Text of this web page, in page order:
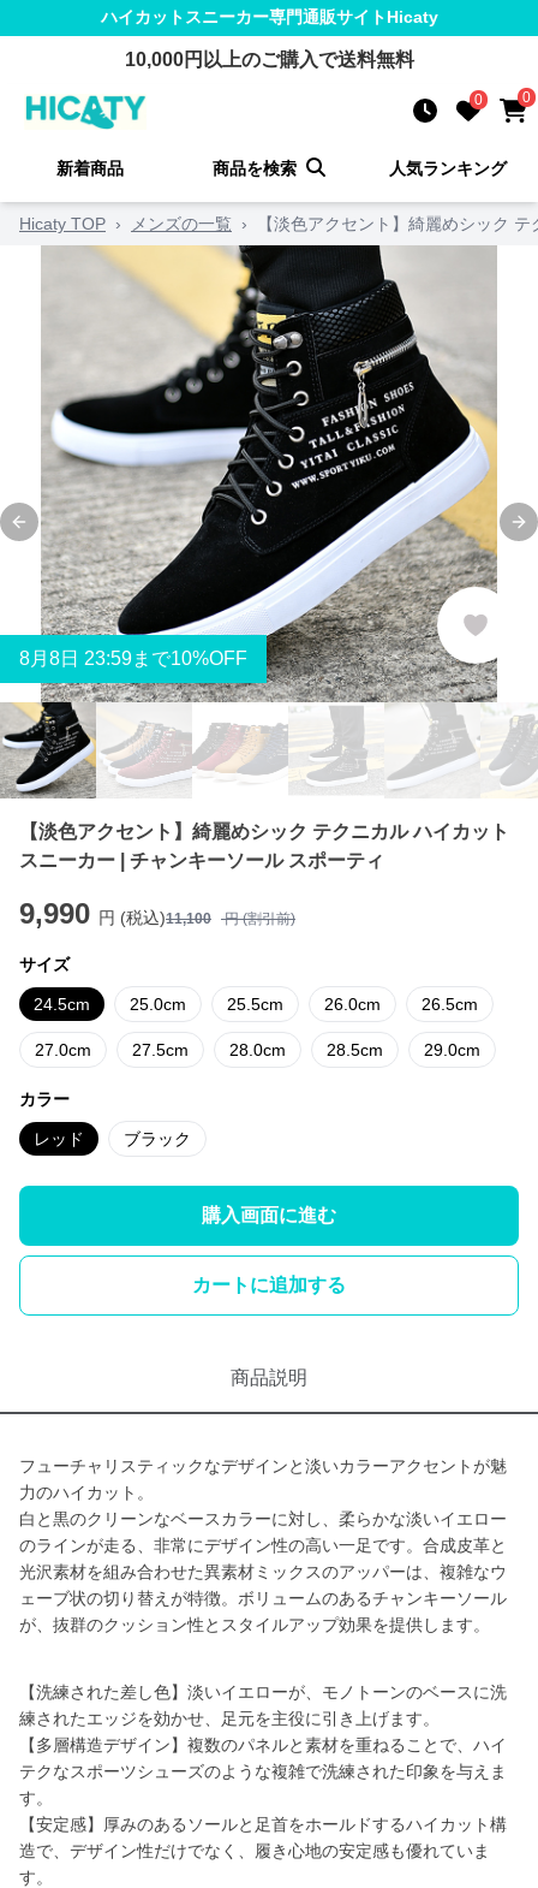
ハイカットスニーカー専門通販サイトHicaty
10,000円以上のご購入で送料無料
0 0
新着商品 商品を検索 人気ランキング
Hicaty TOP › メンズの一覧 › 【淡色アクセント】綺麗めシック
Previous slide
8月 8日 23:59まで10%OFF
【淡色アクセント】綺麗めシック テクニカル ハイカット
スニーカー | チャンキーソール スポーティ
9,990 円 (税込)11,100 円 (割引前)
サイズ
24.5cm 25.0cm 25.5cm 26.0cm 26.5cm
27.0cm 27.5cm 28.0cm 28.5cm 29.0cm
カラー
レッド ブラック
購入画面に進む
カートに追加する
商品説明
フューチャリスティックなデザインと淡いカラーアクセントが魅
力のハイカット。
白と黒のクリーンなベースカラーに対し、柔らかな淡いイエロー
のラインが走る、非常にデザイン性の高い一足です。合成皮革と
光沢素材を組み合わせた異素材ミックスのアッパーは、複雑なウ
ェーブ状の切り替えが特徴。ボリュームのあるチャンキーソール
が、抜群のクッション性とスタイルアップ効果を提供します。
【洗練された差し色】淡いイエローが、モノトーンのベースに洗
練されたエッジを効かせ、足元を主役に引き上げます。
【多層構造デザイン】複数のパネルと素材を重ねることで、ハイ
テクなスポーツシューズのような複雑で洗練された印象を与えま
す。
【安定感】厚みのあるソールと足首をホールドするハイカット構
造で、デザイン性だけでなく、履き心地の安定感も優れていま
す。